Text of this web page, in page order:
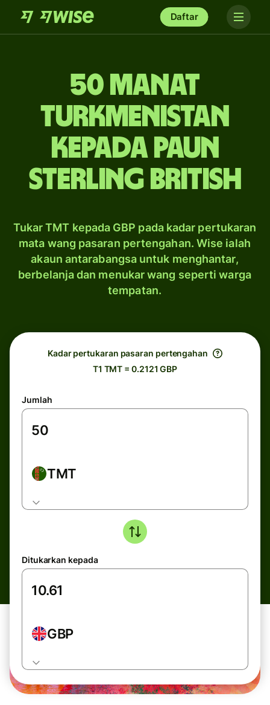
Daftar
50 manat
Turkmenistan
kepada paun
sterling British
Tukar TMT kepada GBP pada kadar pertukaran
mata wang pasaran pertengahan. Wise ialah
akaun antarabangsa untuk menghantar,
berbelanja dan menukar wang seperti warga
tempatan.
Kadar pertukaran pasaran pertengahan
T1 TMT = 0.2121 GBP
Jumlah
TMT
Ditukarkan kepada
GBP